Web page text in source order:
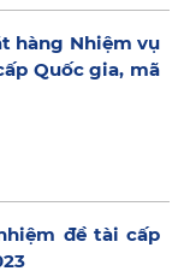
hàng Nhiệm vụ
Quốc gia, mã
đề tài cấp